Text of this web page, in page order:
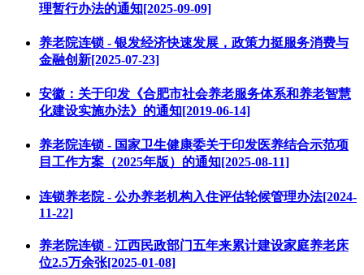
理暂行办法的通知[2025-09-09]
养老院连锁 - 银发经济快速发展，政策力挺服务消费与
金融创新[2025-07-23]
安徽：关于印发《合肥市社会养老服务体系和养老智慧
化建设实施办法》的通知[2019-06-14]
养老院连锁 - 国家卫生健康委关于印发医养结合示范项
目工作方案（2025年版）的通知[2025-08-11]
连锁养老院 - 公办养老机构入住评估轮候管理办法[2024-
11-22]
养老院连锁 - 江西民政部门五年来累计建设家庭养老床
位2.5万余张[2025-01-08]